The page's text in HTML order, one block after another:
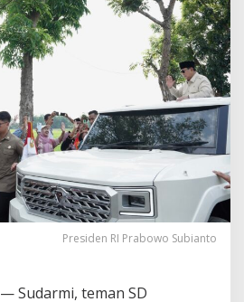
Presiden RI Prabowo Subianto
— Sudarmi, teman SD